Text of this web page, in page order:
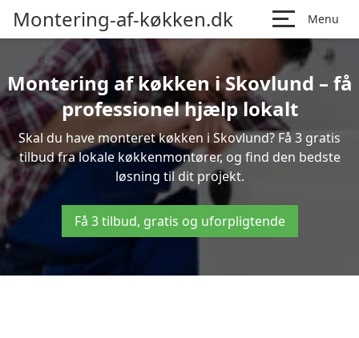
Montering-af-køkken.dk Menu
Montering af køkken i Skovlund – få
professionel hjælp lokalt
Skal du have monteret køkken i Skovlund? Få 3 gratis
tilbud fra lokale køkkenmontører, og find den bedste
løsning til dit projekt.
Få 3 tilbud, gratis og uforpligtende